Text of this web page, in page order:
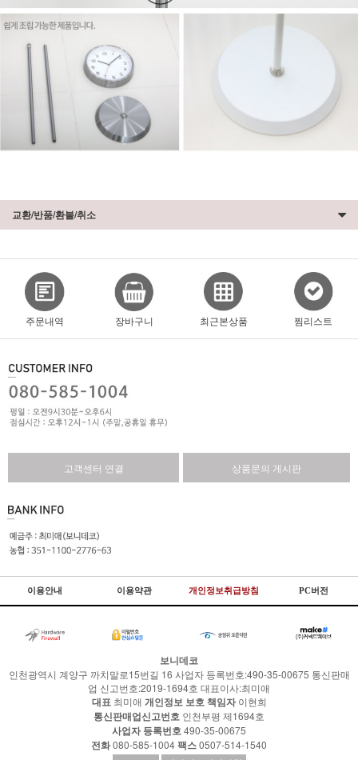
교환/반품/환불/취소
주문내역 장바구니 최근본상품 찜리스트
고객센터 연결 상품문의 게시판
이용안내 이용약관 개인정보취급방침 PC버전
보니데코
인천광역시 계양구 까치말로15번길 16 사업자 등록번호:490-35-00675 통신판매
업 신고번호:2019-1694호 대표이사:최미애
대표 최미애 개인정보 보호 책임자이현희
통신판매업신고번호 인천부평 제1694호
사업자 등록번호490-35-00675
전화080-585-1004팩스0507-514-1540